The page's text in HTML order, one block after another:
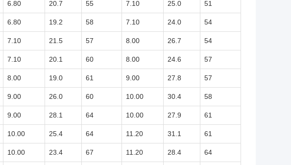
6.80 20.7 55 7.10 25.0 51
6.80 19.2 58 7.10 24.0 54
7.10 21.5 57 8.00 26.7 54
7.10 20.1 60 8.00 24.6 57
8.00 19.0 61 9.00 27.8 57
9.00 26.0 60 10.00 30.4 58
9.00 28.1 64 10.00 27.9 61
10.00 25.4 64 11.20 31.1 61
10.00 23.4 67 11.20 28.4 64